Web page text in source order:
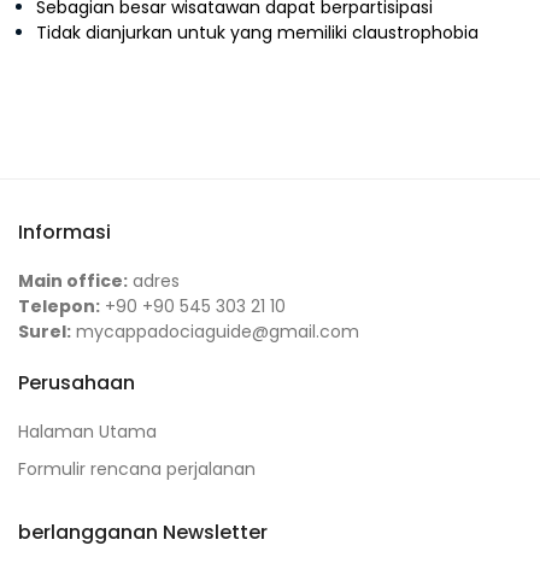
Sebagian besar wisatawan dapat berpartisipasi
Tidak dianjurkan untuk yang memiliki claustrophobia
Informasi
Main office: adres
Telepon: +90 +90 545 303 21 10
Surel: mycappadociaguide@gmail.com
Perusahaan
Halaman Utama
Formulir rencana perjalanan
berlangganan Newsletter